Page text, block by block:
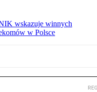
wskazuje winnych
w Polsce